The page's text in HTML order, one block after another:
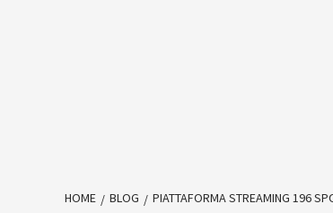
HOME BLOG PIATTAFORMA STREAMING 196